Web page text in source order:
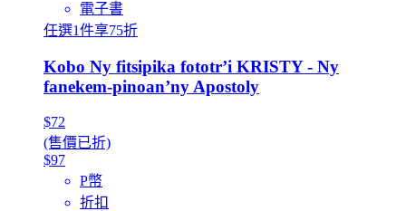
電子書
任選1件享75折
Kobo Ny fitsipika fototr’i KRISTY - Ny
fanekem-pinoan’ny Apostoly
$72
(售價已折)
$97
P幣
折扣